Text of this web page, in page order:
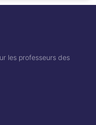
les professeurs des